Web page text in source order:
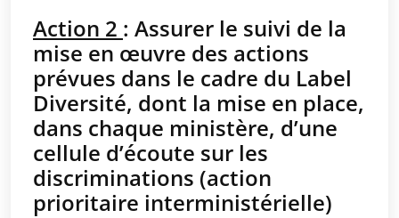
Action 2 : Assurer le suivi de la
mise en œuvre des actions
prévues dans le cadre du Label
Diversité, dont la mise en place,
dans chaque ministère, d’une
cellule d’écoute sur les
discriminations (action
prioritaire interministérielle)